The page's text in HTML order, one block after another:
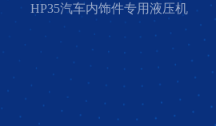
HP35汽车内饰件专用液压机